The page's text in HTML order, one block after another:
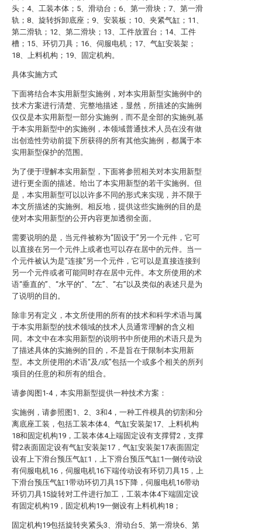
头；4、工装本体；5、滑动台；6、第一滑块；7、第一滑
轨；8、旋转拆卸底座；9、安装板；10、夹紧气缸；11、
第二滑轨；12、第二滑块；13、工件放置台；14、工件
槽；15、环切刀具；16、伺服电机；17、气缸安装架；
18、上料机构；19、固定机构。
具体实施方式
下面将结合本实用新型实施例，对本实用新型实施例中的
技术方案进行清楚、完整地描述，显然，所描述的实施例
仅仅是本实用新型一部分实施例，而不是全部的实施例,基
于本实用新型中的实施例，本领域普通技术人员在没有做
出创造性劳动前提下所获得的所有其他实施例，都属于本
实用新型保护的范围。
为了便于理解本实用新型，下面将参照相关对本实用新型
进行更全面的描述。给出了本实用新型的若干实施例。但
是，本实用新型可以以许多不同的形式来实现，并不限于
本文所描述的实施例。相反地，提供这些实施例的目的是
使对本实用新型的公开内容更加透彻全面。
需要说明的是，当元件被称为“固设于”另一个元件，它可
以直接在另一个元件上或者也可以存在居中的元件。当一
个元件被认为是“连接”另一个元件，它可以是直接连接到
另一个元件或者可能同时存在居中元件。本文所使用的术
语“垂直的”、“水平的”、“左”、“右”以及类似的表述只是为
了说明的目的。
除非另有定义，本文所使用的所有的技术和科学术语与属
于本实用新型的技术领域的技术人员通常理解的含义相
同。本文中在本实用新型的说明书中所使用的术语只是为
了描述具体的实施例的目的，不是旨在于限制本实用新
型。本文所使用的术语“及/或”包括一个或多个相关的所列
项目的任意的和所有的组合。
请参阅图1-4，本实用新型提供一种技术方案：
实施例，请参照图1、2、3和4，一种工件模具的切割和分
离底座工装，包括工装本体4、气缸安装架17、上料机构
18和固定机构19，工装本体4上端固定设有支撑臂2，支撑
臂2表面固定设有气缸安装架17，气缸安装架17表面固定
设有上下滑台预压气缸1，上下滑台预压气缸1一侧传动设
有伺服电机16，伺服电机16下端传动设有环切刀具15，上
下滑台预压气缸1带动环切刀具15下降，伺服电机16带动
环切刀具15旋转对工件进行加工，工装本体4下端固定设
有固定机构19，固定机构19一侧设有上料机构18；
固定机构19包括旋转夹紧头3、滑动台5、第一滑块6、第